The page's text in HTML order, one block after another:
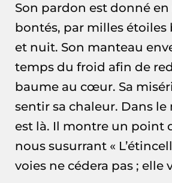
Son pardon est donné
bontés, par milles
et nuit. Son manteau
temps du froid afin de
baume au cœur. Sa
sentir sa chaleur. Dans le
est là. Il montre un point
nous susurrant «
voies ne cédera pas ; elle